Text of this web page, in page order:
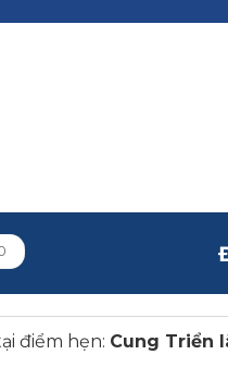
điểm hẹn: Cung Triển